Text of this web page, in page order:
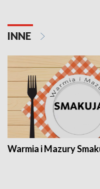
INNE
Warmia i Mazury